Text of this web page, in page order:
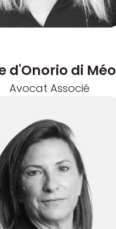
d'Onorio di Méo
Avocat Associé